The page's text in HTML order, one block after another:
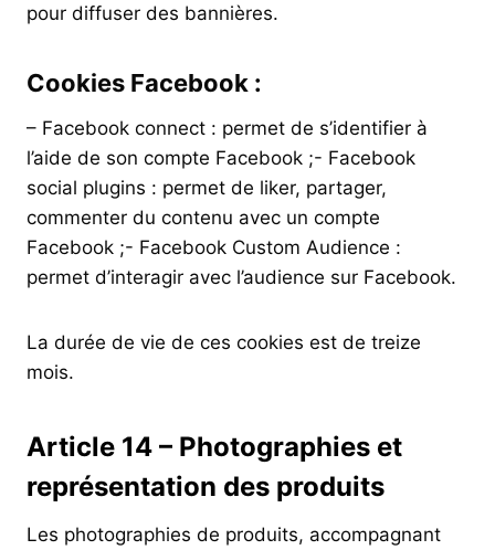
pour diffuser des bannières.
Cookies Facebook :
– Facebook connect : permet de s’identifier à
l’aide de son compte Facebook ;- Facebook
social plugins : permet de liker, partager,
commenter du contenu avec un compte
Facebook ;- Facebook Custom Audience :
permet d’interagir avec l’audience sur Facebook.
La durée de vie de ces cookies est de treize
mois.
Article 14 – Photographies et
représentation des produits
Les photographies de produits, accompagnant